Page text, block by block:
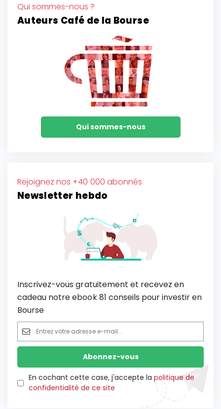
Qui sommes-nous ?
Auteurs Café de la Bourse
Qui sommes-nous
Rejoignez nos +40 000 abonnés
Newsletter hebdo
Inscrivez-vous gratuitement et recevez en
cadeau notre ebook 81 conseils pour investir en
Bourse
En cochant cette case, j'accepte la politique de
confidentialité de ce site